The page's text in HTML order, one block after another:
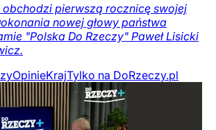
pierwszą rocznicę swojej
nowej głowy państwa
"Polska Do Rzeczy" Paweł Lisicki
OpinieKrajTylko na DoRzeczy.pl